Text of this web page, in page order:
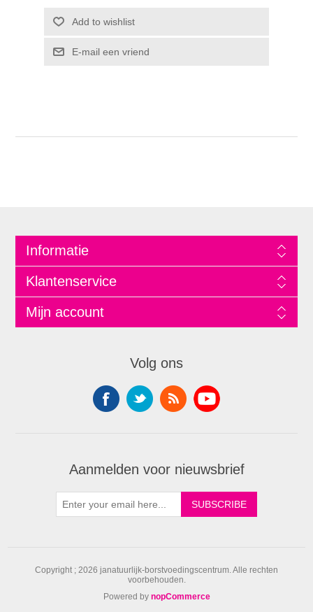
Informatie
Klantenservice
Mijn account
Volg ons
Aanmelden voor nieuwsbrief
Copyright ; 2026 janatuurlijk-borstvoedingscentrum. Alle rechten
voorbehouden.
Powered by nopCommerce